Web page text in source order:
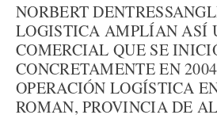
NORBERT
LOGISTICA AMPLÍAN ASÍ
COMERCIAL QUE SE
CONCRETAMENTE EN
OPERACIÓN LOGÍSTICA
ROMAN, PROVINCIA DE